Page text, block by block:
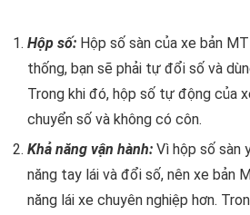
Hộp số: Hộp số sàn của xe bản
thống, bạn sẽ phải tự đổi số và
Trong khi đó, hộp số tự động của
chuyển số và không có côn.
Khả năng vận hành: Vì hộp số sàn
năng tay lái và đổi số, nên xe bản
năng lái xe chuyên nghiệp hơn.